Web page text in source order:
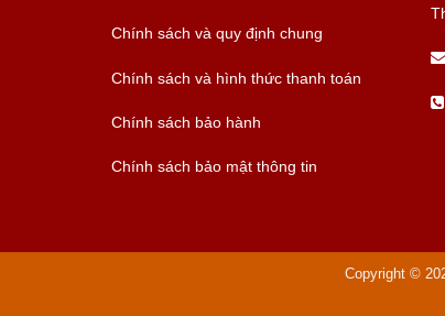
Chính sách và quy định chung
Chính sách và hình thức thanh toán
Chính sách bảo hành
Chính sách bảo mật thông tin
Copyright ©